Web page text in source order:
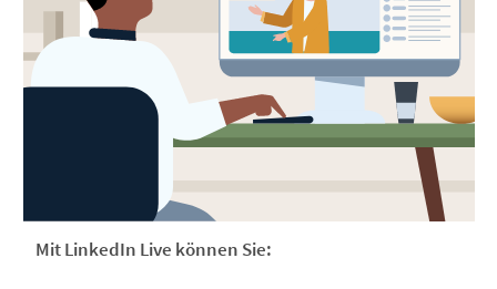
Mit LinkedIn Live können Sie: